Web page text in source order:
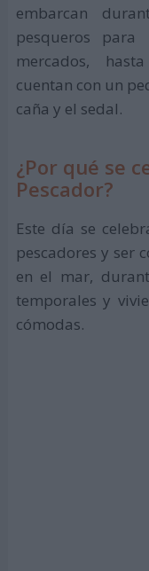
embarcan
pesqueros
mercados,
cuentan con un
caña y el sedal.
¿Por qué se
Pescador?
Este día se
pescadores y ser
en el mar,
temporales y
cómodas.